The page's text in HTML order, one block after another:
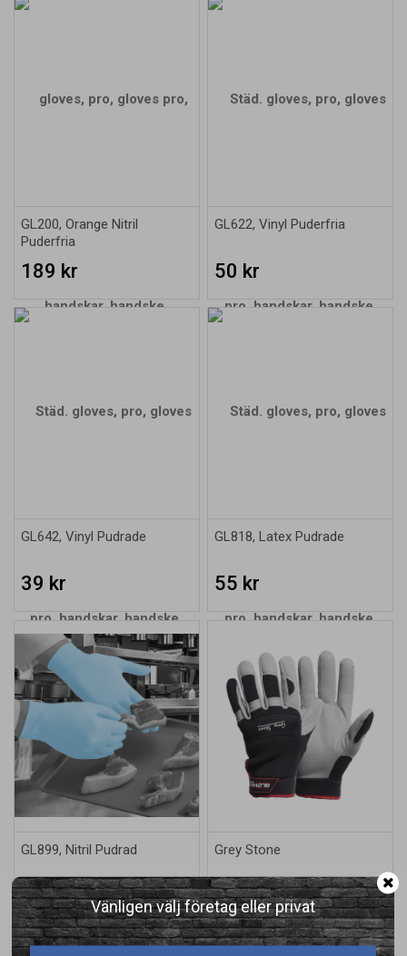
Vänligen välj företag eller privat
GL200, Orange Nitril
Puderfria
189 kr
GL622, Vinyl Puderfria
50 kr
GL642, Vinyl Pudrade
39 kr
GL818, Latex Pudrade
55 kr
GL899, Nitril Pudrad
75 kr
Grey Stone
89 kr
KÖP